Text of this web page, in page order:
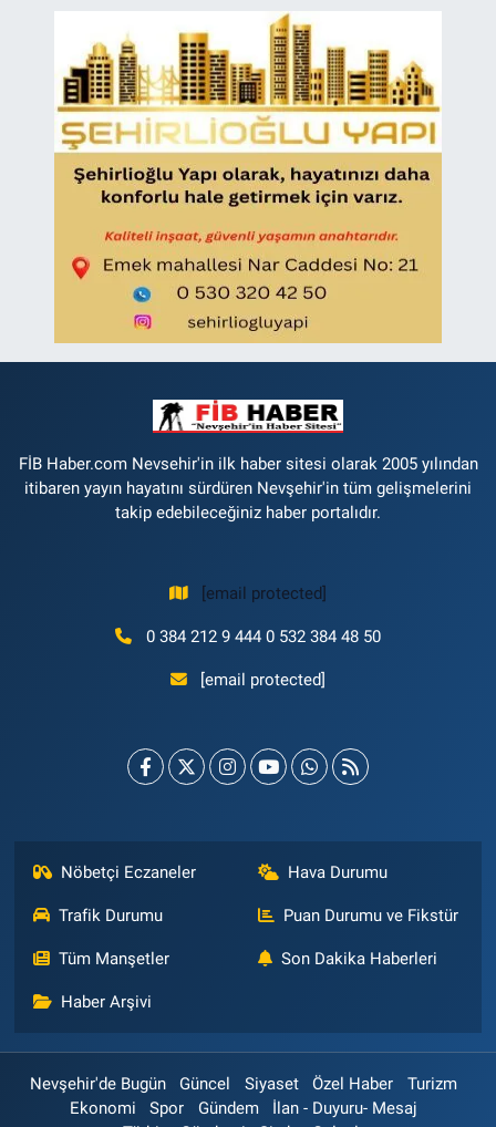
FİB Haber.com Nevsehir'in ilk haber sitesi olarak 2005 yılından
itibaren yayın hayatını sürdüren Nevşehir'in tüm gelişmelerini
takip edebileceğiniz haber portalıdır.
[email protected]
0 384 212 9 444 0 532 384 48 50
[email protected]
Nöbetçi Eczaneler Hava Durumu
Trafik Durumu Puan Durumu ve Fikstür
Tüm Manşetler Son Dakika Haberleri
Haber Arşivi
Nevşehir'de Bugün Güncel Siyaset Özel Haber
Turizm
Ekonomi
Spor Gündem
İlan - Duyuru- Mesaj